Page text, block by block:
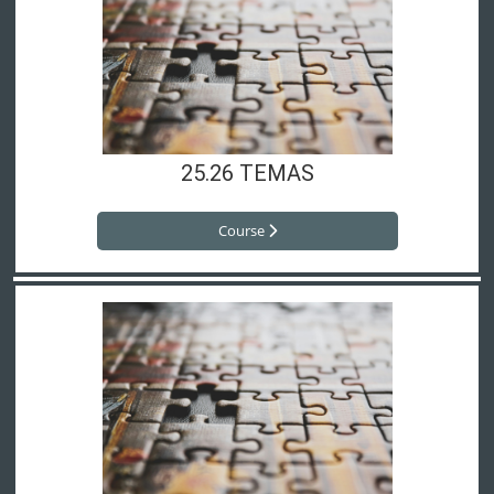
25.26 TEMAS
Course